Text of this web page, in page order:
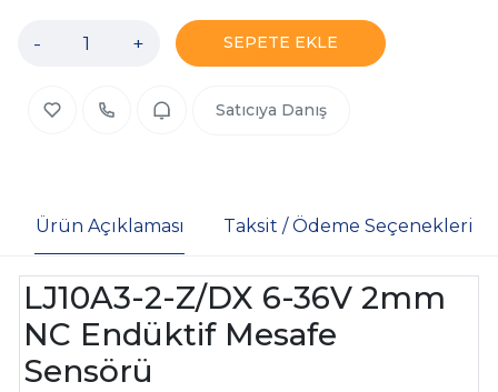
- + SEPETE EKLE
Satıcıya Danış
Ürün Açıklaması Taksit / Ödeme Seçenekleri
LJ10A3-2-Z/DX 6-36V 2mm
NC Endüktif Mesafe
Sensörü